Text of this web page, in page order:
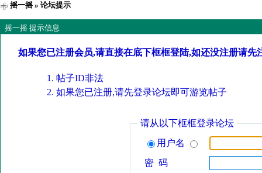
摇一摇» 论坛提示
摇一摇 提示信息
如果您已注册会员,请直接在底下框框登陆,如还没注册请先
帖子ID非法
如果您已注册,请先登录论坛即可游览帖子
请从以下框框登录论坛
用户名
密 码